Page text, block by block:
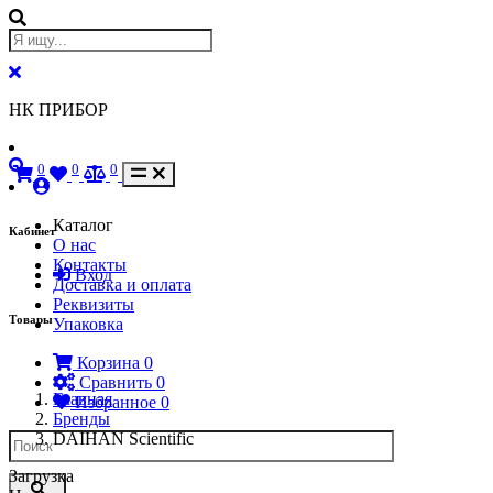
НК ПРИБОР
Кабинет
Вход
Товары
Корзина 0
Сравнить 0
Избранное 0
0 0 0
Каталог
О нас
Контакты
Доставка и оплата
Реквизиты
Упаковка
Главная
Бренды
DAIHAN Scientific
Загрузка